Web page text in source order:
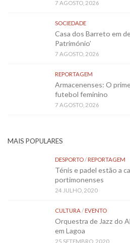
7 AGOSTO, 2026
SOCIEDADE
Casa dos Barreto em
Património’
7 AGOSTO, 2026
REPORTAGEM
Armacenenses: O
futebol feminino
7 AGOSTO, 2026
MAIS POPULARES
DESPORTO/REPORTAGEM
Ténis e padel estão a
portimonenses
24 JULHO, 2020
CULTURA/EVENTO
Orquestra de Jazz do
em Lagoa
25 SETEMBRO, 2020